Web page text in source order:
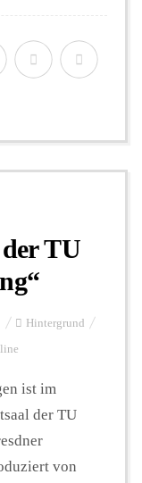
TU
Hintergrund
ist im
der TU
von